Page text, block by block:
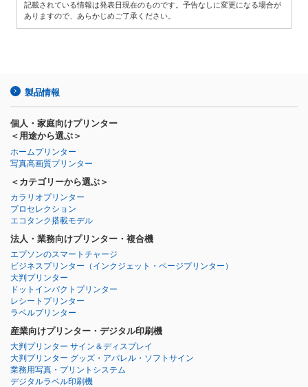
記載されている情報は発表日現在のものです。予告なしに変更になる場合が
ありますので、あらかじめご了承ください。
製品情報
個人・家庭向けプリンター
＜用途から選ぶ＞
ホームプリンター
写真高画質プリンター
＜カテゴリーから選ぶ＞
カラリオプリンター
プロセレクション
エコタンク搭載モデル
法人・業務向けプリンター・複合機
エプソンのスマートチャージ
ビジネスプリンター （インクジェット・ページプリンター）
大判プリンター
ドットインパクトプリンター
レシートプリンター
ラベルプリンター
産業向けプリンター・デジタル印刷機
大判プリンター サイン＆ディスプレイ
大判プリンター グッズ・アパレル・ソフトサイン
業務用写真・プリントシステム
デジタルラベル印刷機